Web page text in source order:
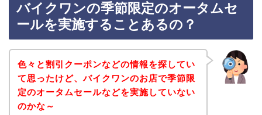
バイクワンの季節限定のオータムセ
ールを実施することあるの？
色々と割引クーポンなどの情報を探してい
て思ったけど、バイクワンのお店で季節限
定のオータムセールなどを実施していない
のかな～